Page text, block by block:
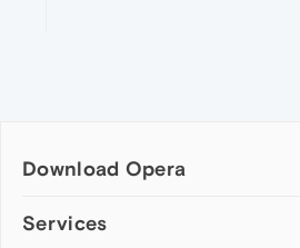
Download Opera
Computer browsers
Services